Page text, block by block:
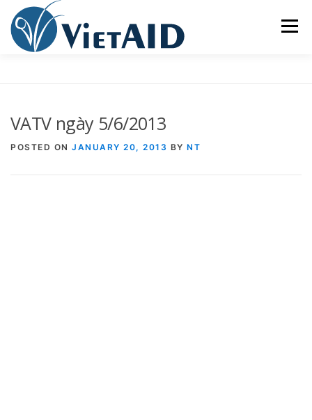
content
Menu
TRUNG TÂM CỘNG ĐỒNG
VATV ngày 5/6/2013
POSTED ON JANUARY 20, 2013 BY NT